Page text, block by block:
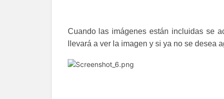
Cuando las imágenes están incluidas se
llevará a ver la imagen y si ya no se desea